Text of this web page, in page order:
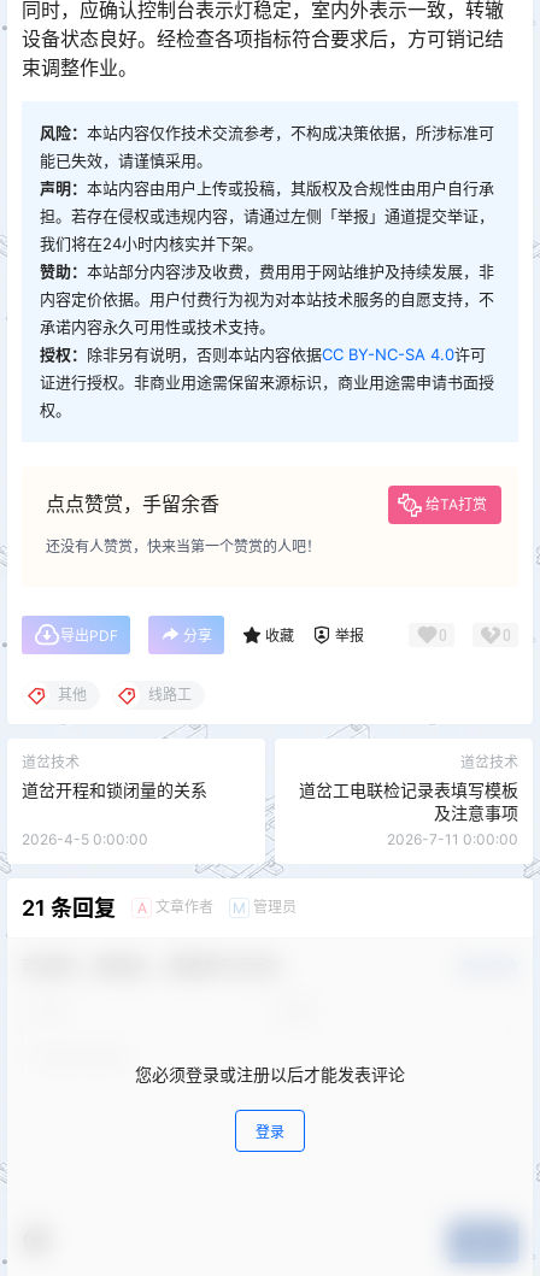
同时，应确认控制台表示灯稳定，室内外表示一致，转辙
设备状态良好。经检查各项指标符合要求后，方可销记结
束调整作业。
风险： 本站内容仅作技术交流参考，不构成决策依据，所涉标准可
能已失效，请谨慎采用。
声明： 本站内容由用户上传或投稿，其版权及合规性由用户自行承
担。若存在侵权或违规内容，请通过左侧「举报」通道提交举证，
我们将在24小时内核实并下架。
赞助： 本站部分内容涉及收费，费用用于网站维护及持续发展，非
内容定价依据。用户付费行为视为对本站技术服务的自愿支持，不
承诺内容永久可用性或技术支持。
授权： 除非另有说明，否则本站内容依据CC BY-NC-SA 4.0许可
证进行授权。非商业用途需保留来源标识，商业用途需申请书面授
权。
点点赞赏，手留余香 给TA打赏
还没有人赞赏，快来当第一个赞赏的人吧！
导出PDF 分享 收藏 举报 0 0
其他 线路工
道岔技术
道岔开程和锁闭量的关系
2026-4-5 0:00:00
道岔技术
道岔工电联检记录表填写模板
及注意事项
2026-7-11 0:00:00
21 条回复 A 文章作者 M 管理员
您必须登录或注册以后才能发表评论
登录